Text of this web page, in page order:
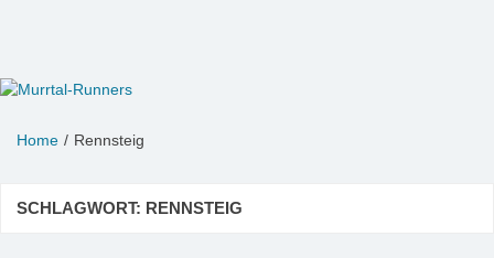
Murrtal-Runners
e.V. 1994
Home Rennsteig
SCHLAGWORT: RENNSTEIG